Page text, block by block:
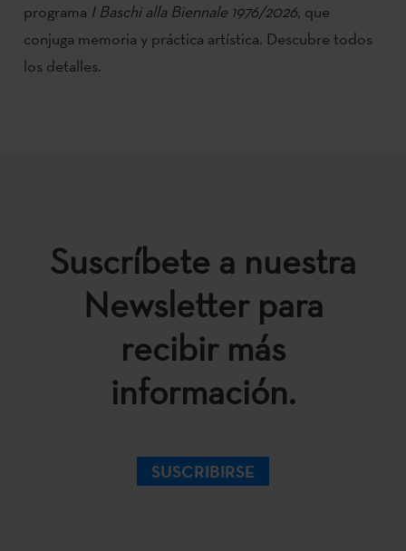
programa I Baschi alla Biennale 1976/2026, que
conjuga memoria y práctica artística. Descubre todos
los detalles.
Suscríbete a nuestra
Newsletter para
recibir más
información.
SUSCRIBIRSE